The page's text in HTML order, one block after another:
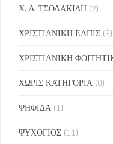
Χ. Δ. ΤΣΟΛΑΚΙΔΗ (2)
ΧΡΙΣΤΙΑΝΙΚΗ ΕΛΠΙΣ (3)
ΧΡΙΣΤΙΑΝΙΚΗ
ΧΩΡΙΣ ΚΑΤΗΓΟΡΙΑ (0)
ΨΗΦΙΔΑ (1)
ΨΥΧΟΓΙΟΣ (11)